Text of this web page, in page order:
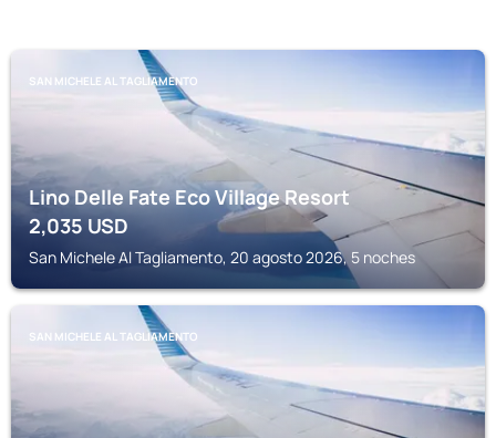
SAN MICHELE AL TAGLIAMENTO
Lino Delle Fate Eco Village Resort
2,035 USD
San Michele Al Tagliamento, 20 agosto 2026, 5 noches
SAN MICHELE AL TAGLIAMENTO